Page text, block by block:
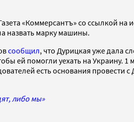
«Коммерсантъ» со ссылкой
назвать марку машины.
сообщил, что Дурицкая уже дала
ей помогли уехать на Украину. 1
есть основания
либо мы»